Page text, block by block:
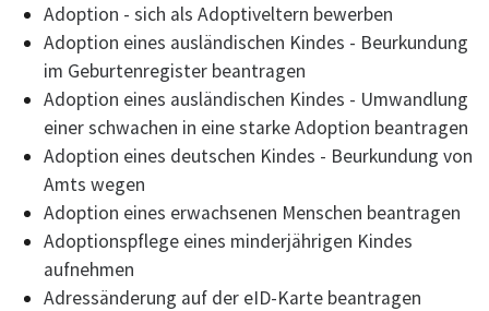
Adoption - sich als Adoptiveltern bewerben
Adoption eines ausländischen Kindes - Beurkundung
im Geburtenregister beantragen
Adoption eines ausländischen Kindes - Umwandlung
einer schwachen in eine starke Adoption beantragen
Adoption eines deutschen Kindes - Beurkundung von
Amts wegen
Adoption eines erwachsenen Menschen beantragen
Adoptionspflege eines minderjährigen Kindes
aufnehmen
Adressänderung auf der eID-Karte beantragen